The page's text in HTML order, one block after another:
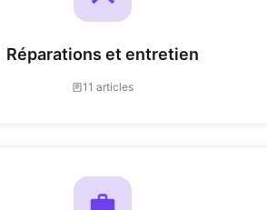
Réparations et entretien
11 articles